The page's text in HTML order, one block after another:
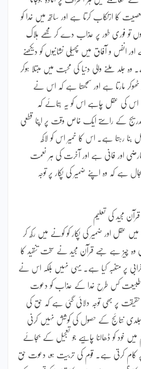
کا ارتکاب کرتا ہے اور ساتھ میں خدا کو
تو فوری طور پر عذاب دے کر مجھے ہلاک
اور انفس و آفاق میں پھیلی نشانیوں کو دیکھنے
جلد ملنے والی دنیا کی محبت میں مبتلا ہوکر
مارتا ہے اور سمجھتا ہے کہ اس نے
اس کی عقل چاہے اس کو یہ بتائے کہ
کے راستے ایک خاص وقت پر اپنا قطعی
بنا رہتا ہے۔ اس کا خمیر اس کو لاکھ
عارضی اور فانی ہے اور آخرت کی ہر نعمت
ہے کہ وہ اپنے ضمیر کی پکار پر توجہ
مجید کی تعلیم
عقل اور ضمیر کی پکار کو کونے میں رکھ کر
وہ چیز ہے جسے قرآن مجید نے سخت تنقید کا
پر متنبہ کیا ہے۔ یہی نہیں بلکہ اس نے
طبیعت کس طرح خدا کے عذاب کو دعوت
پر بھی توجہ دلائی گئی ہے کہ حق کی
نتائج کے حصول کی کوشش نہیں کرنی
میں خود کو ڈھالنا چاہیے جو تعجیل کے بجائے
پر کام کرتی ہے۔ قوم کی تربیت ہو، دعوت حق